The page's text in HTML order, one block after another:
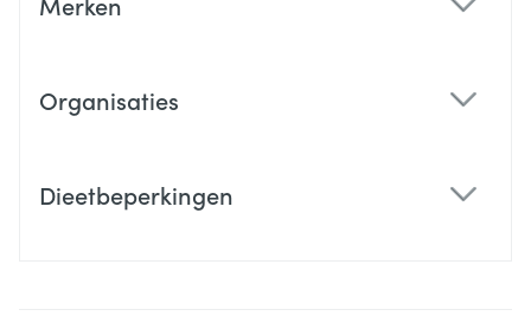
Organisaties
Dieetbeperkingen